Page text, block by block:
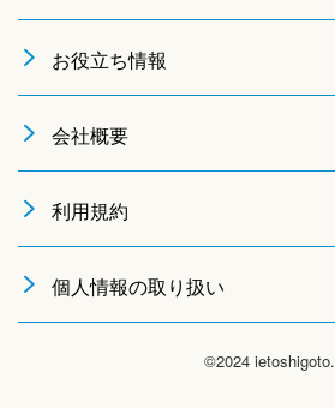
お役立ち情報
会社概要
利用規約
個人情報の取り扱い
©2024 ietoshigoto.